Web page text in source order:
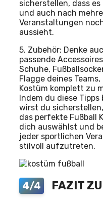
sicherstellen, dass
und auch nach
Veranstaltungen
aussieht.
5. Zubehör: Denke
passende
Schuhe,
Flagge deines
Kostüm komplett zu
Indem du diese
wirst du
das perfekte Fußball
dich auswählst und
jeder sportlichen
stilvoll aufzutreten.
4/4 FAZIT